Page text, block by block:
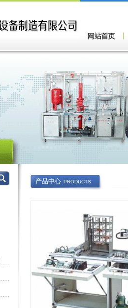
产品中心 PRODUCTS